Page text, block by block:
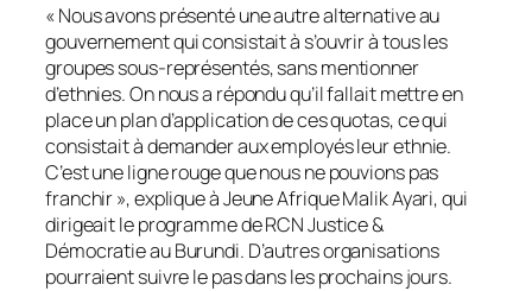
« Nous avons présenté une autre alternative au
gouvernement qui consistait à s’ouvrir à tous les
groupes sous-représentés, sans mentionner
d’ethnies. On nous a répondu qu’il fallait mettre en
place un plan d’application de ces quotas, ce qui
consistait à demander aux employés leur ethnie.
C’est une ligne rouge que nous ne pouvions pas
franchir », explique àJeune AfriqueMalik Ayari, qui
dirigeait le programme de RCN Justice &
Démocratie au Burundi. D’autres organisations
pourraient suivre le pas dans les prochains jours.